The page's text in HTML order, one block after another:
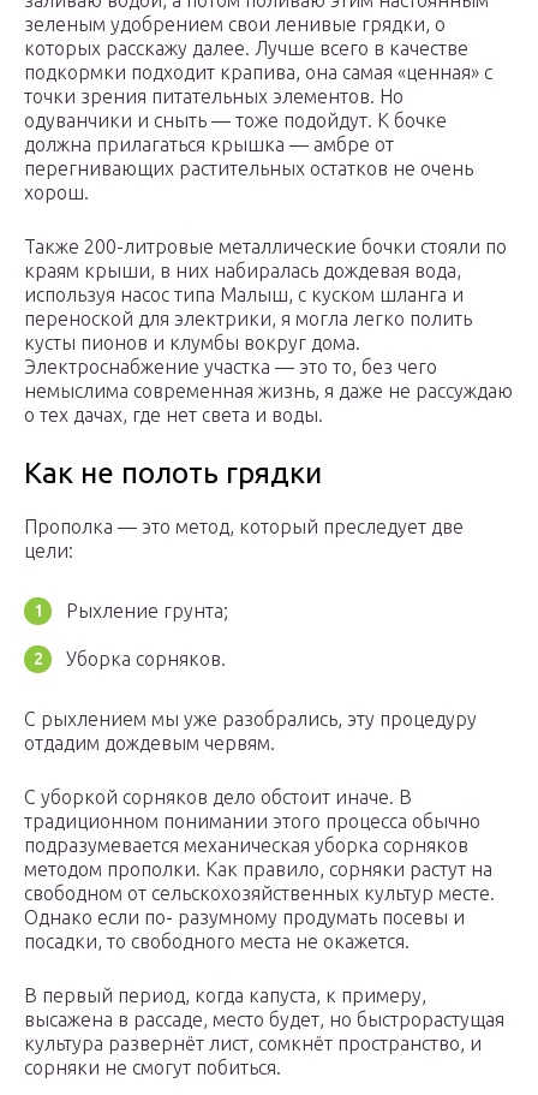
зеленым удобрением свои ленивые грядки, о
которых расскажу далее. Лучше всего в качестве
подкормки подходит крапива, она самая «ценная» с
точки зрения питательных элементов. Но
одуванчики и сныть — тоже подойдут. К бочке
должна прилагаться крышка — амбре от
перегнивающих растительных остатков не очень
хорош.
Также 200-литровые металлические бочки стояли по
краям крыши, в них набиралась дождевая вода,
используя насос типа Малыш, с куском шланга и
переноской для электрики, я могла легко полить
кусты пионов и клумбы вокруг дома.
Электроснабжение участка — это то, без чего
немыслима современная жизнь, я даже не рассуждаю
о тех дачах, где нет света и воды.
Как не полоть грядки
Прополка — это метод, который преследует две
цели:
Рыхление грунта;
Уборка сорняков.
С рыхлением мы уже разобрались, эту процедуру
отдадим дождевым червям.
С уборкой сорняков дело обстоит иначе. В
традиционном понимании этого процесса обычно
подразумевается механическая уборка сорняков
методом прополки. Как правило, сорняки растут на
свободном от сельскохозяйственных культур месте.
Однако если по- разумному продумать посевы и
посадки, то свободного места не окажется.
В первый период, когда капуста, к примеру,
высажена в рассаде, место будет, но быстрорастущая
культура развернёт лист, сомкнёт пространство, и
сорняки не смогут побиться.